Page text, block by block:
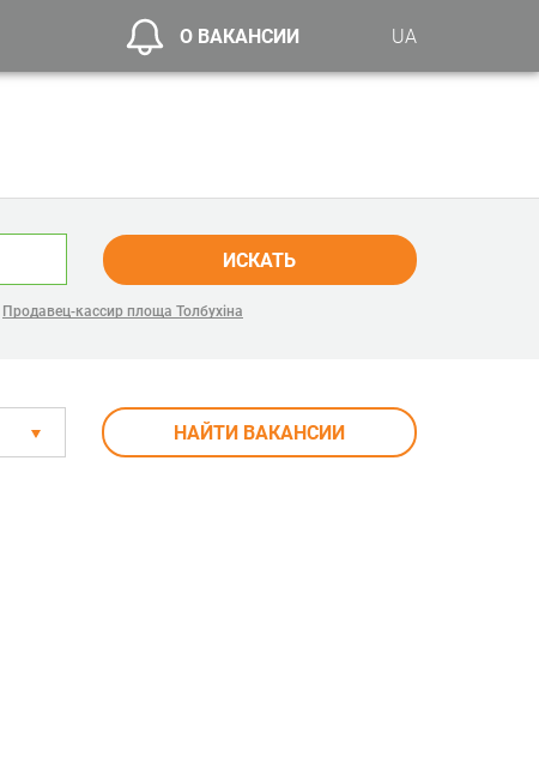
О ВАКАНСИИ UA
ИСКАТЬ
Продавец-кассир площа Толбухіна
НАЙТИ ВАКАНСИИ